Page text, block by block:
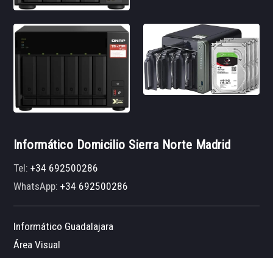
Informático Domicilio Sierra Norte Madrid
Tel:+34 692500286
WhatsApp:+34 692500286
Informático Guadalajara
Área Visual